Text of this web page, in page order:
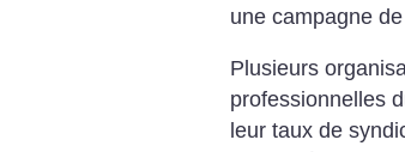
une campagne
Plusieurs
professionnelles
leur taux de